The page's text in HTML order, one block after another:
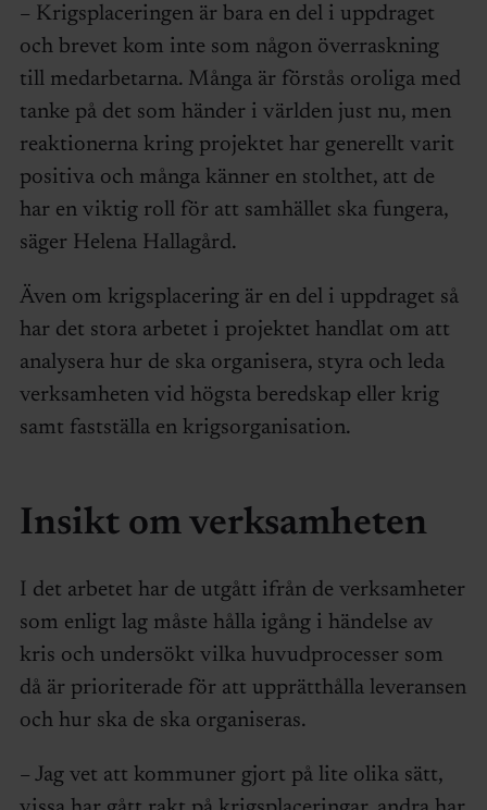
– Krigsplaceringen är bara en del i uppdraget
och brevet kom inte som någon överraskning
till medarbetarna. Många är förstås oroliga med
tanke på det som händer i världen just nu, men
reaktionerna kring projektet har generellt varit
positiva och många känner en stolthet, att de
har en viktig roll för att samhället ska fungera,
säger Helena Hallagård.
Även om krigsplacering är en del i uppdraget så
har det stora arbetet i projektet handlat om att
analysera hur de ska organisera, styra och leda
verksamheten vid högsta beredskap eller krig
samt fastställa en krigsorganisation.
Insikt om verksamheten
I det arbetet har de utgått ifrån de verksamheter
som enligt lag måste hålla igång i händelse av
kris och undersökt vilka huvudprocesser som
då är prioriterade för att upprätthålla leveransen
och hur ska de ska organiseras.
– Jag vet att kommuner gjort på lite olika sätt,